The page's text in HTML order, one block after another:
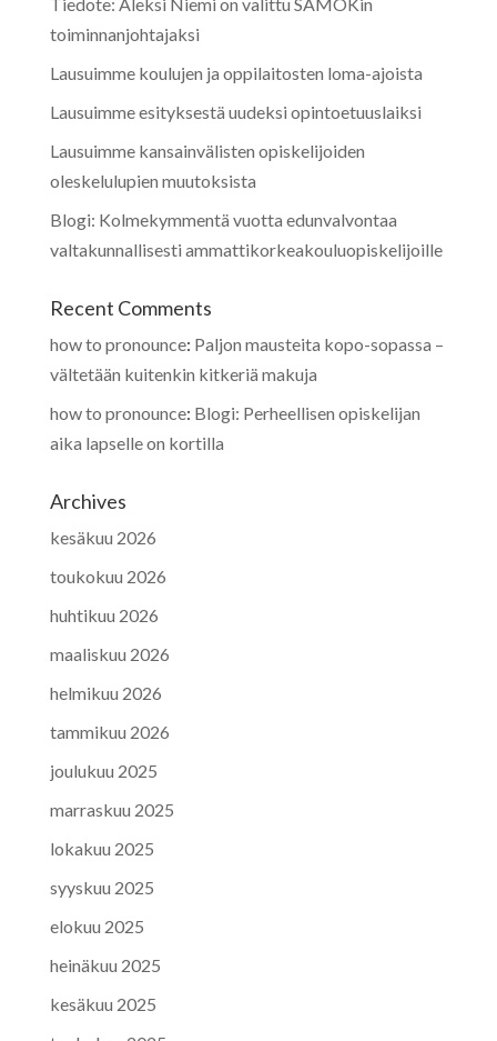
toiminnanjohtajaksi
Lausuimme koulujen ja oppilaitosten loma-ajoista
Lausuimme esityksestä uudeksi opintoetuuslaiksi
Lausuimme kansainvälisten opiskelijoiden
oleskelulupien muutoksista
Blogi: Kolmekymmentä vuotta edunvalvontaa
valtakunnallisesti ammattikorkeakouluopiskelijoille
Recent Comments
how to pronounce: Paljon mausteita kopo-sopassa –
vältetään kuitenkin kitkeriä makuja
how to pronounce: Blogi: Perheellisen opiskelijan
aika lapselle on kortilla
Archives
kesäkuu 2026
toukokuu 2026
huhtikuu 2026
maaliskuu 2026
helmikuu 2026
tammikuu 2026
joulukuu 2025
marraskuu 2025
lokakuu 2025
syyskuu 2025
elokuu 2025
heinäkuu 2025
kesäkuu 2025